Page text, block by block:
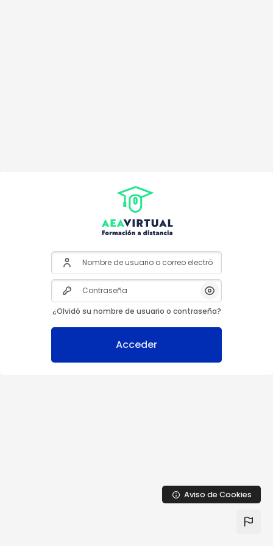
Salta al contenido principal
Nombre de usuario o correo electrónico
Contraseña
Mostrar/
¿Olvidó su nombre de usuario o contraseña?
Acceder
Aviso de Cookies